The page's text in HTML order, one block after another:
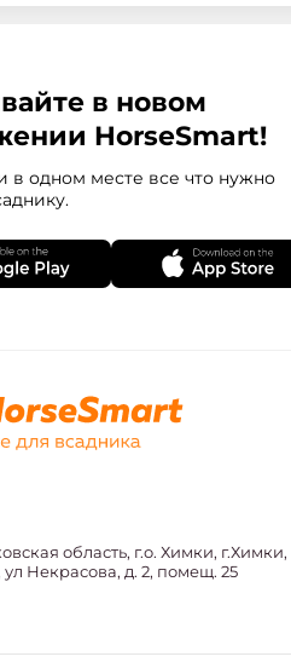
в новом
HorseSmart!
в одном месте все что нужно
область, г.о. Химки, г.Химки,
Некрасова, д. 2, помещ. 25